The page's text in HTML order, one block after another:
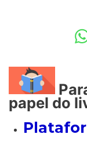
papel do